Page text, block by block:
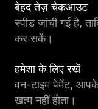
बेहद तेज़ चेकआउट
स्पीड जांची गई है,
कर सकें।
हमेशा के लिए रखें
वन-टाइम पेमेंट,
खत्म नहीं होता।